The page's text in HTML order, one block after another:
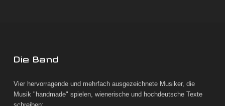
Die Band
Vier hervorragende und mehrfach ausgezeichnete Musiker, die
Musik "handmade" spielen, wienerische und hochdeutsche Texte